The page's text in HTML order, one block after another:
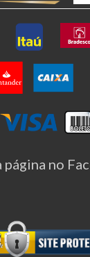
página no